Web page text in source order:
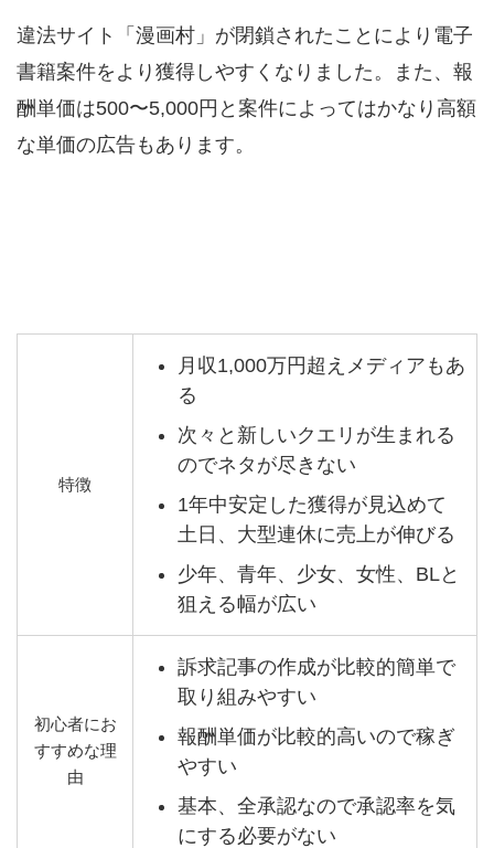
違法サイト「漫画村」が閉鎖されたことにより電子
書籍案件をより獲得しやすくなりました。また、報
酬単価は500〜5,000円と案件によってはかなり高額
な単価の広告もあります。
特徴
月収1,000万円超えメディアもあ
る
次々と新しいクエリが生まれる
のでネタが尽きない
1年中安定した獲得が見込めて
土日、大型連休に売上が伸びる
少年、青年、少女、女性、BLと
狙える幅が広い
初心者にお
すすめな理
由
訴求記事の作成が比較的簡単で
取り組みやすい
報酬単価が比較的高いので稼ぎ
やすい
基本、全承認なので承認率を気
にする必要がない